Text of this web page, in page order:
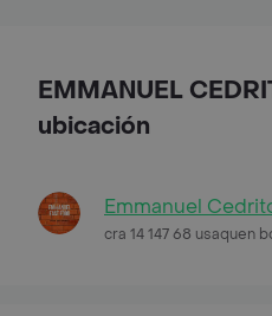
EMMANUEL
ubicación
Emmanuel
cra 14 147 68 usaquen